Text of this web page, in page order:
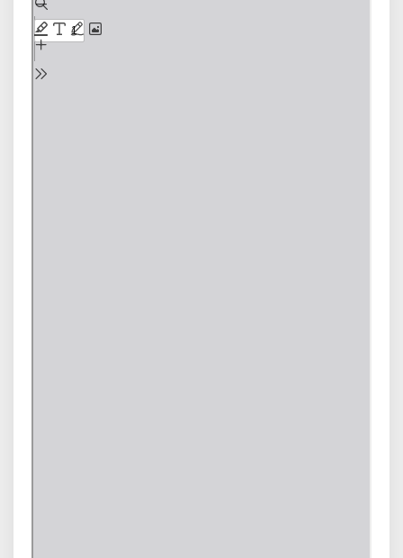
contenu
PDF